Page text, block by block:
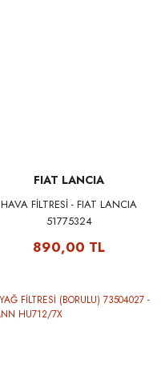
FIAT LANCIA
HAVA FİLTRESİ - FIAT LANCIA
51775324
890,00 TL